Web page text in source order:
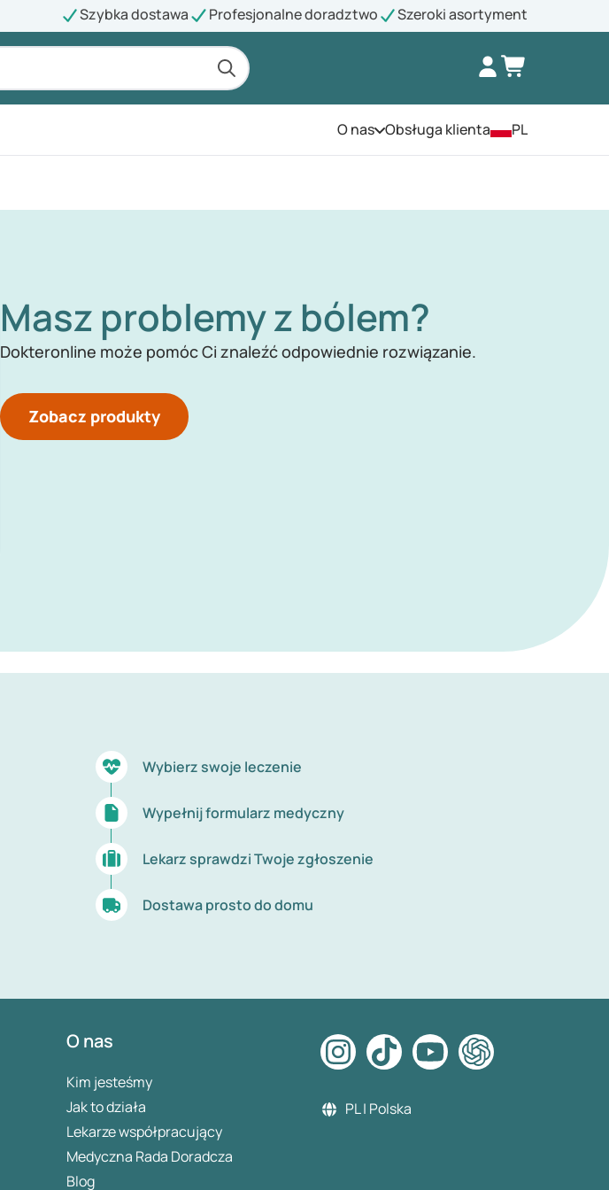
Szybka dostawa Profesjonalne doradztwo Szeroki asortyment
O nasOtwórz menu
Obsługa klienta PL
Masz problemy z bólem?
Dokteronline może pomóc Ci znaleźć odpowiednie rozwiązanie.
Zobacz produkty
Wybierz swoje leczenie
Wypełnij formularz medyczny
Lekarz sprawdzi Twoje zgłoszenie
Dostawa prosto do domu
O nas
Kim jesteśmy
Jak to działa
Lekarze współpracujący
Medyczna Rada Doradcza
Blog
PL | Polska